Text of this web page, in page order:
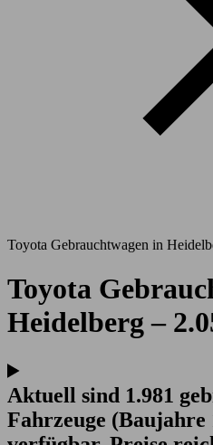
Toyota Gebrauchtwagen in
Toyota
Heidelberg –
Aktuell sind 1.981
Fahrzeuge (Baujahre